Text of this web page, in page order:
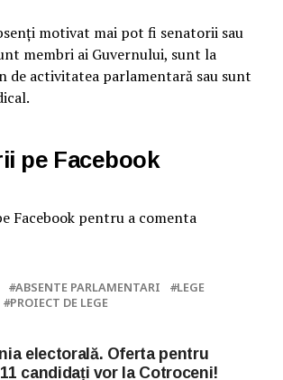
motivat mai pot fi senatorii sau
membri ai Guvernului, sunt la
de activitatea parlamentară sau sunt
pe Facebook
Facebook pentru a comenta
ABSENTE PARLAMENTARI
LEGE
PROIECT DE LEGE
electorală. Oferta pentru
candidați vor la Cotroceni!